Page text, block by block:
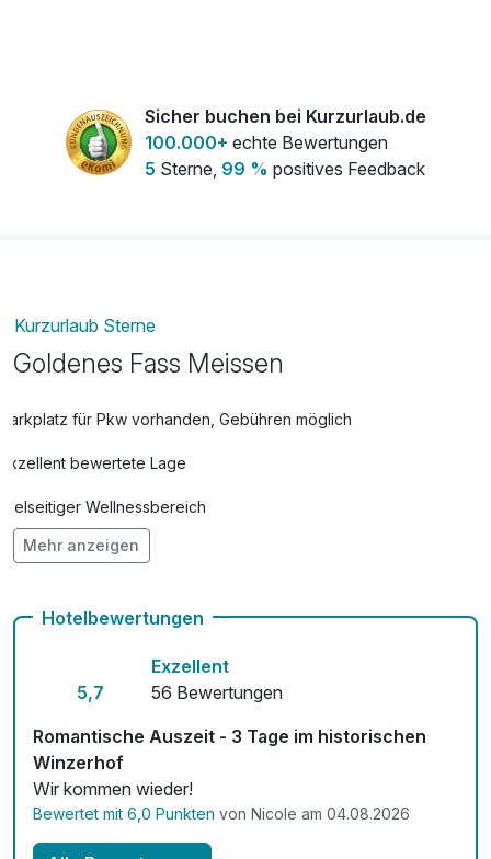
Zimmerfrühstück 15,00 €
pro Stück
Sicher buchen bei Kurzurlaub.de
100.000+ echte Bewertungen
5 Sterne, 99 % positives Feedback
Kurzurlaub Sterne
Goldenes Fass Meissen
Parkplatz für Pkw vorhanden, Gebühren möglich
Exzellent bewertete Lage
Vielseitiger Wellnessbereich
Hunde im Hotel erlaubt für 15,00 € pro Stück / Tag
Mit Hotelbar
Mehr anzeigen
Hotelbewertungen
5,7
Exzellent
56 Bewertungen
Romantische Auszeit - 3 Tage im historischen
Winzerhof
Wir kommen wieder!
Bewertet mit 6,0 Punkten von Nicole am 04.08.2026